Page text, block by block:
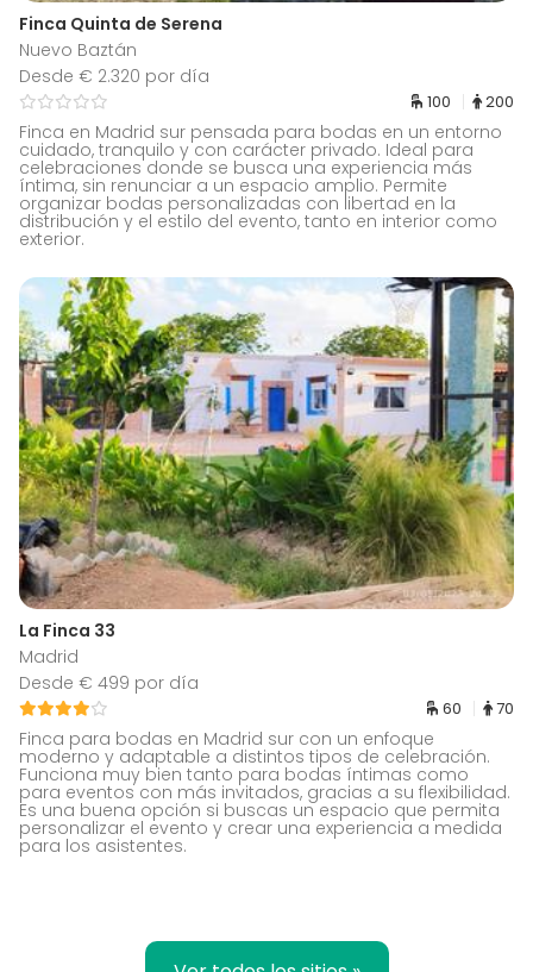
Finca Quinta de Serena
Nuevo Baztán
Desde € 2.320 por día
100 200
Finca en Madrid sur pensada para bodas en un entorno
cuidado, tranquilo y con carácter privado. Ideal para
celebraciones donde se busca una experiencia más
íntima, sin renunciar a un espacio amplio. Permite
organizar bodas personalizadas con libertad en la
distribución y el estilo del evento, tanto en interior como
exterior.
La Finca 33
Madrid
Desde € 499 por día
60 70
Finca para bodas en Madrid sur con un enfoque
moderno y adaptable a distintos tipos de celebración.
Funciona muy bien tanto para bodas íntimas como
para eventos con más invitados, gracias a su flexibilidad.
Es una buena opción si buscas un espacio que permita
personalizar el evento y crear una experiencia a medida
para los asistentes.